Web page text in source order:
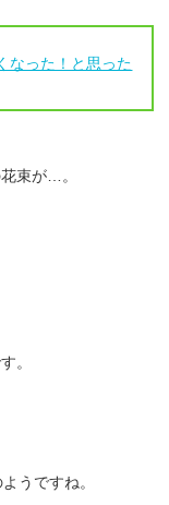
なった！と思った
束が…。
。
うですね。